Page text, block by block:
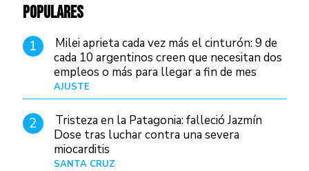
POPULARES
1
Milei aprieta cada vez más el cinturón: 9 de
cada 10 argentinos creen que necesitan dos
empleos o más para llegar a fin de mes
AJUSTE
2
Tristeza en la Patagonia: falleció Jazmín
Dose tras luchar contra una severa
miocarditis
SANTA CRUZ